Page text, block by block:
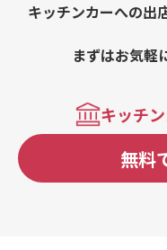
キッチンカーへの出
まずはお気軽
キッチ
無料